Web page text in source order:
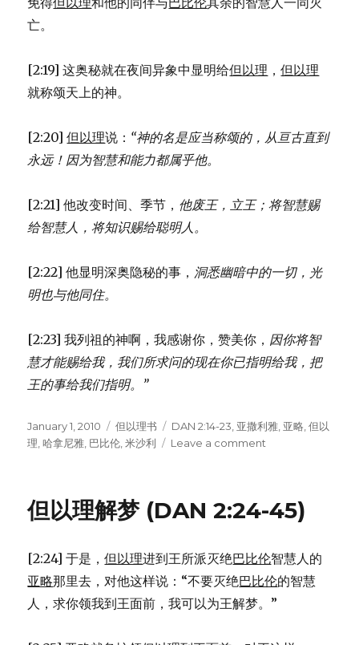
亡。
[2:19] 这奥秘就在夜间异象中显明给但以理 ，但以理
就称颂天上的神。
[2:20]但以理说： “神的名是应当称颂的，从亘古直到
永远！ 因为智慧和能力都属乎他。
[2:21] 他改变时间、季节， 他废王，立王；将智慧赐
给智慧人，将知识赐给聪明人。
[2:22] 他显明深奥隐秘的事， 洞悉幽暗中的一切， 光
明也与他同住。
[2:23] 我列祖的神啊，我感谢你，赞美你， 因你将智
慧才能赐给我， 我们所求问的现在你已指明给我， 把
王的事给我们指明。”
Posted
on
January 1, 2010 Categories
但以理书 Tags
DAN 2:14-23 亚撒利雅 亚略 ,但以
理 ,哈拿尼雅 巴比伦 ,米沙利 Leave a comment
但
(DAN
2:14-
但以理解梦 (DAN 2:24-45)
[2:24] 于是，但以理进到王所派灭绝巴比伦智慧人的
亚略那里去，对他这样说：“不要灭绝巴比伦的智慧
人，求你领我到王面前，我可以为王解梦。”